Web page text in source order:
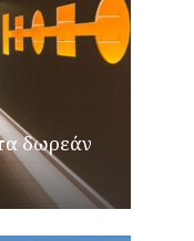
δωρεάν